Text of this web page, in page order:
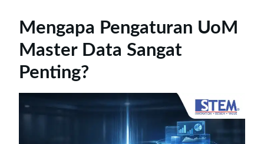
Mengapa Pengaturan UoM
Master Data Sangat
Penting?